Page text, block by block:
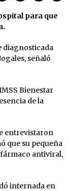
para que
diagnosticada
señaló
Bienestar
de la
entrevistaron
que su pequeña
antiviral,
internada en